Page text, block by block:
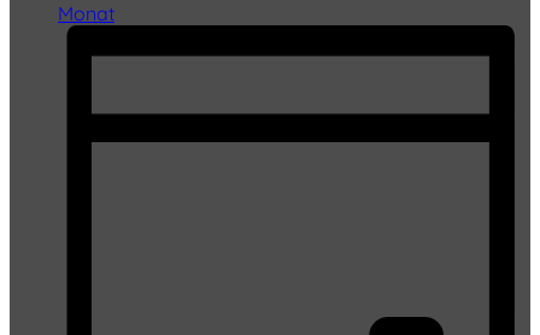
Monat